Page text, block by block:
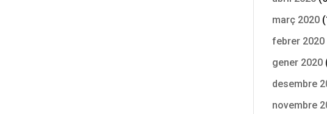
març 2020
febrer 2020
gener 2020
desembre
novembre